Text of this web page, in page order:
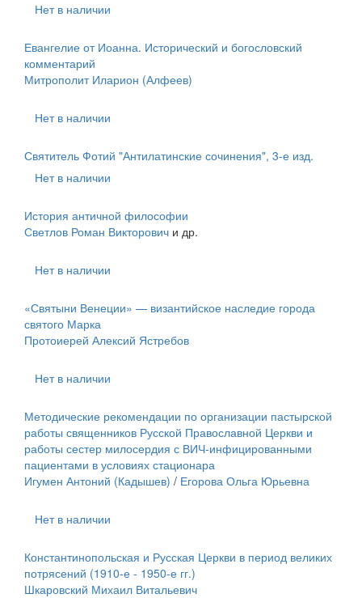
Нет в наличии
Евангелие от Иоанна. Исторический и богословский
комментарий
Митрополит Иларион (Алфеев)
Нет в наличии
Святитель Фотий "Антилатинские сочинения", 3-е изд.
Нет в наличии
История античной философии
Светлов Роман Викторович и др.
Нет в наличии
«Святыни Венеции» — византийское наследие города
святого Марка
Протоиерей Алексий Ястребов
Нет в наличии
Методические рекомендации по организации пастырской
работы священников Русской Православной Церкви и
работы сестер милосердия с ВИЧ-инфицированными
пациентами в условиях стационара
Игумен Антоний (Кадышев) / Егорова Ольга Юрьевна
Нет в наличии
Константинопольская и Русская Церкви в период великих
потрясений (1910-е - 1950-е гг.)
Шкаровский Михаил Витальевич